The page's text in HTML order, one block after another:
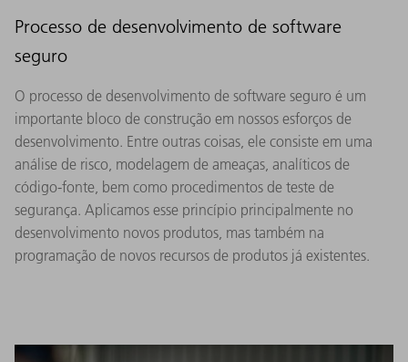
Processo de desenvolvimento de software
seguro
O processo de desenvolvimento de software seguro é um
importante bloco de construção em nossos esforços de
desenvolvimento. Entre outras coisas, ele consiste em uma
análise de risco, modelagem de ameaças, analíticos de
código-fonte, bem como procedimentos de teste de
segurança. Aplicamos esse princípio principalmente no
desenvolvimento novos produtos, mas também na
programação de novos recursos de produtos já existentes.